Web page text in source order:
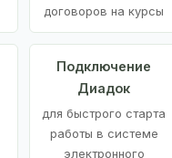
договоров на курсы
Подключение
Диадок
для быстрого старта
работы в системе
электронного